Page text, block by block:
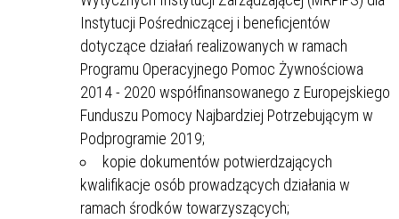
Instytucji Pośredniczącej i beneficjentów
dotyczące działań realizowanych w ramach
Programu Operacyjnego Pomoc Żywnościowa
2014 - 2020 współfinansowanego z Europejskiego
Funduszu Pomocy Najbardziej Potrzebującym w
Podprogramie 2019;
kopie dokumentów potwierdzających
kwalifikacje osób prowadzących działania w
ramach środków towarzyszących;